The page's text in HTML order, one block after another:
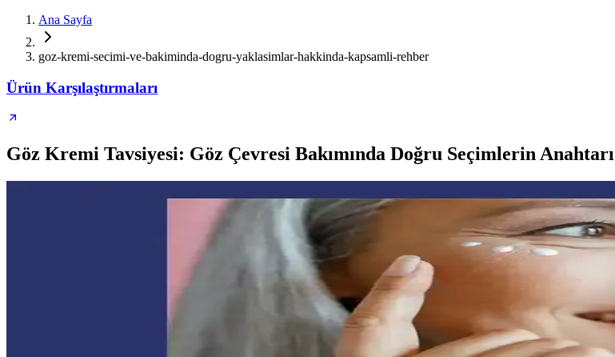
Ana Sayfa
goz-kremi-secimi-ve-bakiminda-dogru-yaklasimlar-hakkinda-kapsamli-rehber
Ürün Karşılaştırmaları
Göz Kremi Tavsiyesi: Göz Çevresi Bakımında Doğru Seçimlerin Anahtarı